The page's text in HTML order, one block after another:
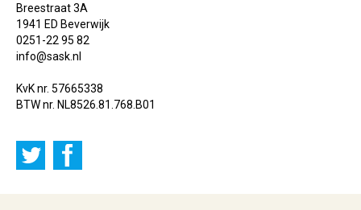
Breestraat 3A
1941 ED Beverwijk
0251-22 95 82
info@sask.nl
KvK nr. 57665338
BTW nr. NL8526.81.768.B01